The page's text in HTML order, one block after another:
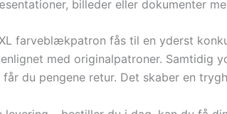
billeder eller dokumenter
farveblækpatron fås til en yderst
med originalpatroner. Samtidig
du pengene retur. Det skaber en